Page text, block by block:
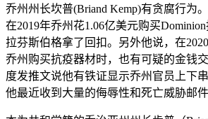
乔州州长坎普(Briand Kemp)有贪腐行为
在2019年乔州花1.06亿美元购买
拉芬斯伯格拿了回扣。另外他说，在
乔州购买抗疫器材时，也有可疑的金钱
度发推文说他有铁证显示乔州官员上下
他最近收到大量的侮辱性和死亡威胁邮件